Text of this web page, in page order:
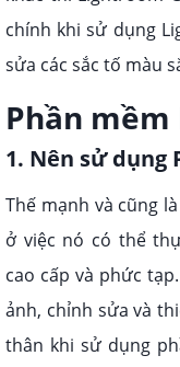
chính khi sử dụng
sửa các sắc tố màu
Phần
1. Nên sử dụng
Thế mạnh và cũng
ở việc nó có thể
cao cấp và phức
ảnh, chỉnh sửa và
thân khi sử dụng